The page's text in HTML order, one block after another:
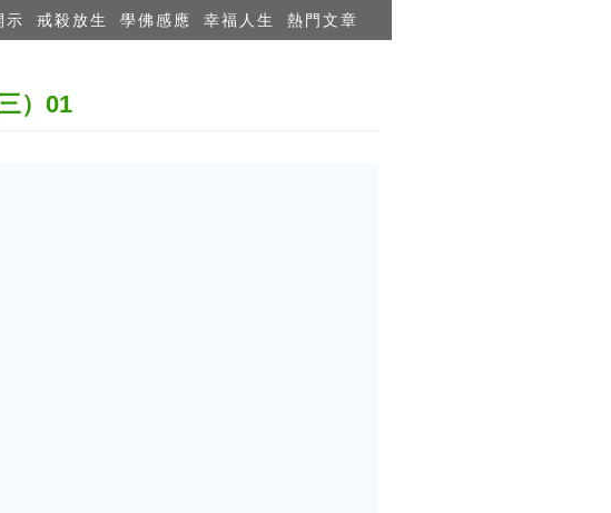
示 戒殺放生 學佛感應 幸福人生 熱門文章
）01